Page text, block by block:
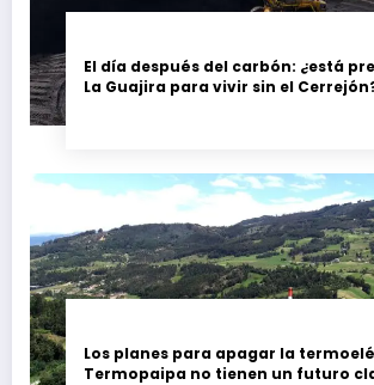
El día después del carbón: ¿está
La Guajira para vivir sin el
Los planes para apagar la
Termopaipa no tienen un futuro